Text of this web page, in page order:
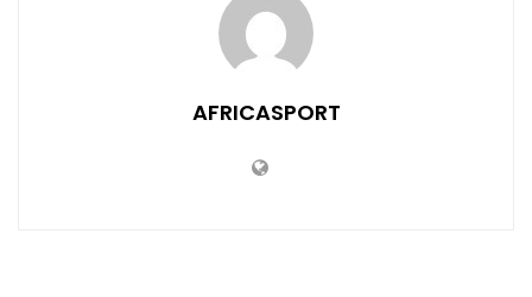
AFRICASPORT